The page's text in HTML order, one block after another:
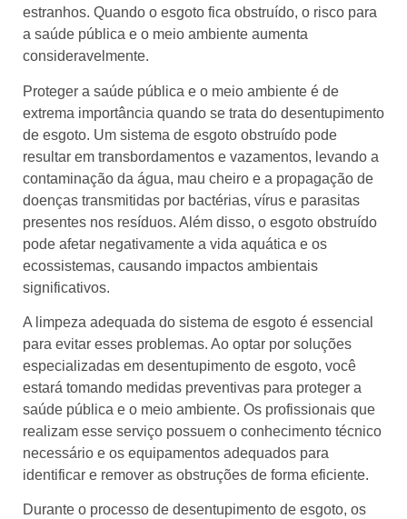
estranhos. Quando o esgoto fica obstruído, o risco para
a saúde pública e o meio ambiente aumenta
consideravelmente.
Proteger a saúde pública e o meio ambiente é de
extrema importância quando se trata do desentupimento
de esgoto. Um sistema de esgoto obstruído pode
resultar em transbordamentos e vazamentos, levando a
contaminação da água, mau cheiro e a propagação de
doenças transmitidas por bactérias, vírus e parasitas
presentes nos resíduos. Além disso, o esgoto obstruído
pode afetar negativamente a vida aquática e os
ecossistemas, causando impactos ambientais
significativos.
A limpeza adequada do sistema de esgoto é essencial
para evitar esses problemas. Ao optar por soluções
especializadas em desentupimento de esgoto, você
estará tomando medidas preventivas para proteger a
saúde pública e o meio ambiente. Os profissionais que
realizam esse serviço possuem o conhecimento técnico
necessário e os equipamentos adequados para
identificar e remover as obstruções de forma eficiente.
Durante o processo de desentupimento de esgoto, os